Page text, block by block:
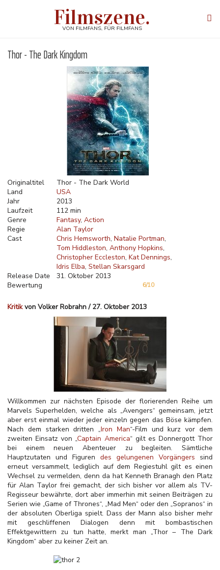
Filmszene.
VON FILMFANS, FÜR FILMFANS
Thor - The Dark Kingdom
Originaltitel
Thor - The Dark World
Land
USA
Jahr
2013
Laufzeit
112 min
Genre
Fantasy Action
Regie
Alan Taylor
Cast
Chris Hemsworth Natalie Portman
Tom Hiddleston Anthony Hopkins
Christopher Eccleston Kat Dennings
Idris Elba Stellan Skarsgard
Release Date
31. Oktober 2013
Bewertung
6/10
Kritikvon Volker Robrahn / 27. Oktober 2013
Willkommen zur nächsten Episode der florierenden Reihe um
Marvels Superhelden, welche als „Avengers“ gemeinsam, jetzt
aber erst einmal wieder jeder einzeln gegen das Böse kämpfen.
Nach dem starken dritten „Iron Man“-Film und kurz vor dem
zweiten Einsatz von „Captain America“ gilt es Donnergott Thor
bei einem neuen Abenteuer zu begleiten. Sämtliche
Hauptzutaten und Figuren des gelungenen Vorgängers sind
erneut versammelt, lediglich auf dem Regiestuhl gilt es einen
Wechsel zu vermelden, denn da hat Kenneth Branagh den Platz
für Alan Taylor frei gemacht, der sich bisher vor allem als TV-
Regisseur bewährte, dort aber immerhin mit seinen Beiträgen zu
Serien wie „Game of Thrones“, „Mad Men“ oder den „Sopranos“ in
der absoluten Oberliga spielt. Dass der Mann also bisher mehr
mit geschliffenen Dialogen denn mit bombastischen
Effektgewittern zu tun hatte, merkt man „Thor – The Dark
Kingdom“ aber zu keiner Zeit an.